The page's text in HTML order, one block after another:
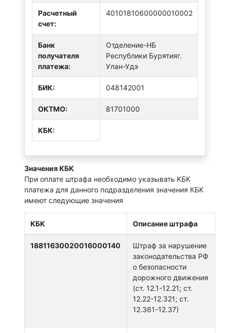
Расчетный
счет:
40101810600000010002
Банк
получателя
платежа:
Отделение-НБ
Республики Бурятияг.
Улан-Удэ
БИК: 048142001
ОКТMО: 81701000
КБК:
Значения КБК
При оплате штрафа необходимо указывать КБК
платежа для данного подразделения значения КБК
имеют следующие значения
КБК Описание штрафа
18811630020016000140
Штраф за нарушение
законодательства РФ
о безопасности
дорожного движения
(ст. 12.1-12.21; ст.
12.22-12.321; ст.
12.361-12.37)